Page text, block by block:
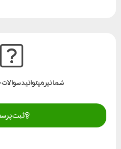
شما نیز میتوانید
ثبت